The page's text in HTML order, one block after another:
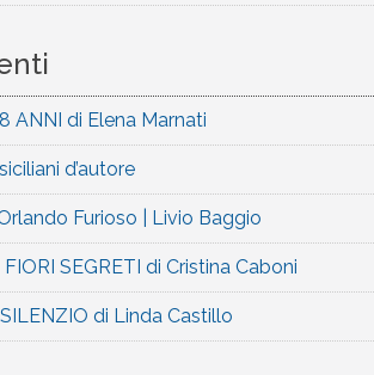
ANNI di Elena Marnati
d’autore
Furioso | Livio Baggio
SEGRETI di Cristina Caboni
di Linda Castillo